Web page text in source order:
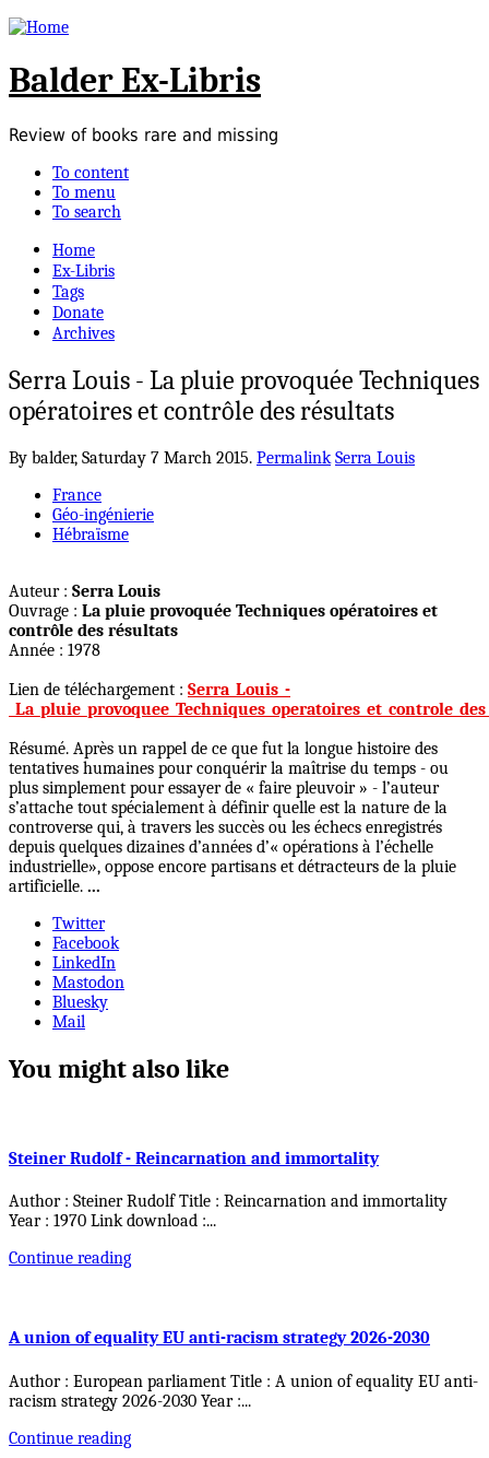
Balder Ex-Libris
Review of books rare and missing
To content
To menu
To search
Home
Ex-Libris
Tags
Donate
Archives
Serra Louis - La pluie provoquée Techniques
opératoires et contrôle des résultats
By balder, Saturday 7 March 2015. Permalink Serra Louis
France
Géo-ingénierie
Hébraïsme
Auteur : Serra Louis
Ouvrage : La pluie provoquée Techniques opératoires et
contrôle des résultats
Année : 1978
Lien de téléchargement : Serra_Louis_-
Résumé. Après un rappel de ce que fut la longue histoire des
tentatives humaines pour conquérir la maîtrise du temps - ou
plus simplement pour essayer de « faire pleuvoir » - l’auteur
s’attache tout spécialement à définir quelle est la nature de la
controverse qui, à travers les succès ou les échecs enregistrés
depuis quelques dizaines d’années d’« opérations à l’échelle
industrielle», oppose encore partisans et détracteurs de la pluie
artificielle. ...
Twitter
Facebook
LinkedIn
Mastodon
Bluesky
Mail
You might also like
Steiner Rudolf - Reincarnation and immortality
Author : Steiner Rudolf Title : Reincarnation and immortality
Year : 1970 Link download :...
Continue reading
A union of equality EU anti-racism strategy 2026-2030
Author : European parliament Title : A union of equality EU anti-
racism strategy 2026-2030 Year :...
Continue reading